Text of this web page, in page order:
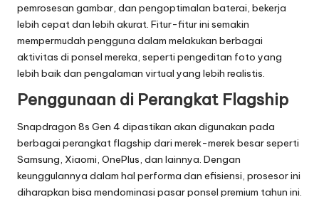
pemrosesan gambar, dan pengoptimalan baterai, bekerja
lebih cepat dan lebih akurat. Fitur-fitur ini semakin
mempermudah pengguna dalam melakukan berbagai
aktivitas di ponsel mereka, seperti pengeditan foto yang
lebih baik dan pengalaman virtual yang lebih realistis.
Penggunaan di Perangkat Flagship
Snapdragon 8s Gen 4 dipastikan akan digunakan pada
berbagai perangkat flagship dari merek-merek besar seperti
Samsung, Xiaomi, OnePlus, dan lainnya. Dengan
keunggulannya dalam hal performa dan efisiensi, prosesor ini
diharapkan bisa mendominasi pasar ponsel premium tahun ini.